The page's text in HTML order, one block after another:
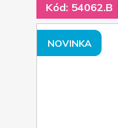
Kód: 54062.B
NOVINKA